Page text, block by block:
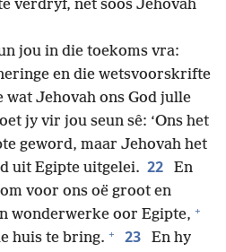
verdryf, net soos Jehovah
jou in die toekoms vra:
en die wetsvoorskrifte
Jehovah ons God julle
jy vir jou seun sê: ‘Ons het
geword, maar Jehovah het
uit Egipte uitgelei. 22
En
voor ons oë groot en
wonderwerke oor Egipte, +
huis te bring. + 23
En hy